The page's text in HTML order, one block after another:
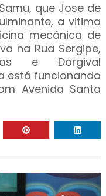
que Jose de
a vitima
mecânica de
na Rua Sergipe,
e Dorgival
está funcionando
Avenida Santa